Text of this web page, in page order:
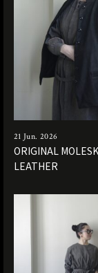
21 Jun. 2026
ORIGINAL
LEATHER